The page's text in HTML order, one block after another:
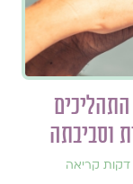
וסביבתה